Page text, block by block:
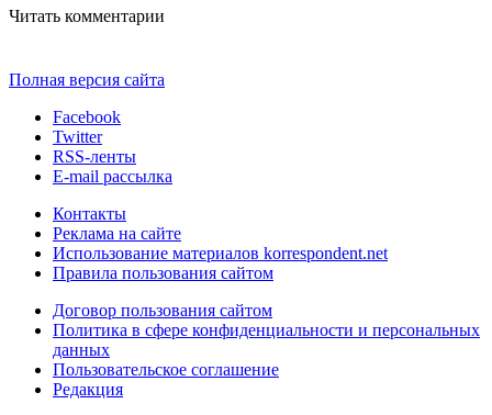
Читать комментарии
Полная версия сайта
Facebook
Twitter
RSS-ленты
E-mail рассылка
Контакты
Реклама на сайте
Использование материалов korrespondent.net
Правила пользования сайтом
Договор пользования сайтом
Политика в сфере конфиденциальности и персональных
данных
Пользовательское соглашение
Редакция